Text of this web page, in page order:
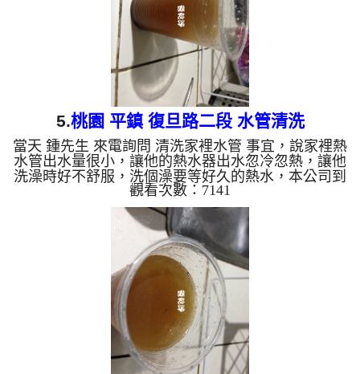
5.桃園 平鎮 復旦路二段 水管清洗
當天 鍾先生 來電詢問 清洗家裡水管 事宜，說家裡熱
水管出水量很小，讓他的熱水器出水忽冷忽熱，讓他
洗澡時好不舒服，洗個澡要等好久的熱水，本公司到
現場檢測，發現管路中密密麻麻管垢，本公司架設
管路清洗機 ，開始 清洗水管 ，髒水持續從水龍頭噴
出，而且都有小碎石，如下圖及影片，客戶 鍾先生
說原來水管裡面這麼髒， 水管清洗 約兩個小時後，
熱水管出水已正常，鍾先生 高興能正常洗澡了。 清
洗水管, 水管清洗, 洗水管, 熱水管堵塞, 熱水忽冷忽熱
...
觀看次數：7141